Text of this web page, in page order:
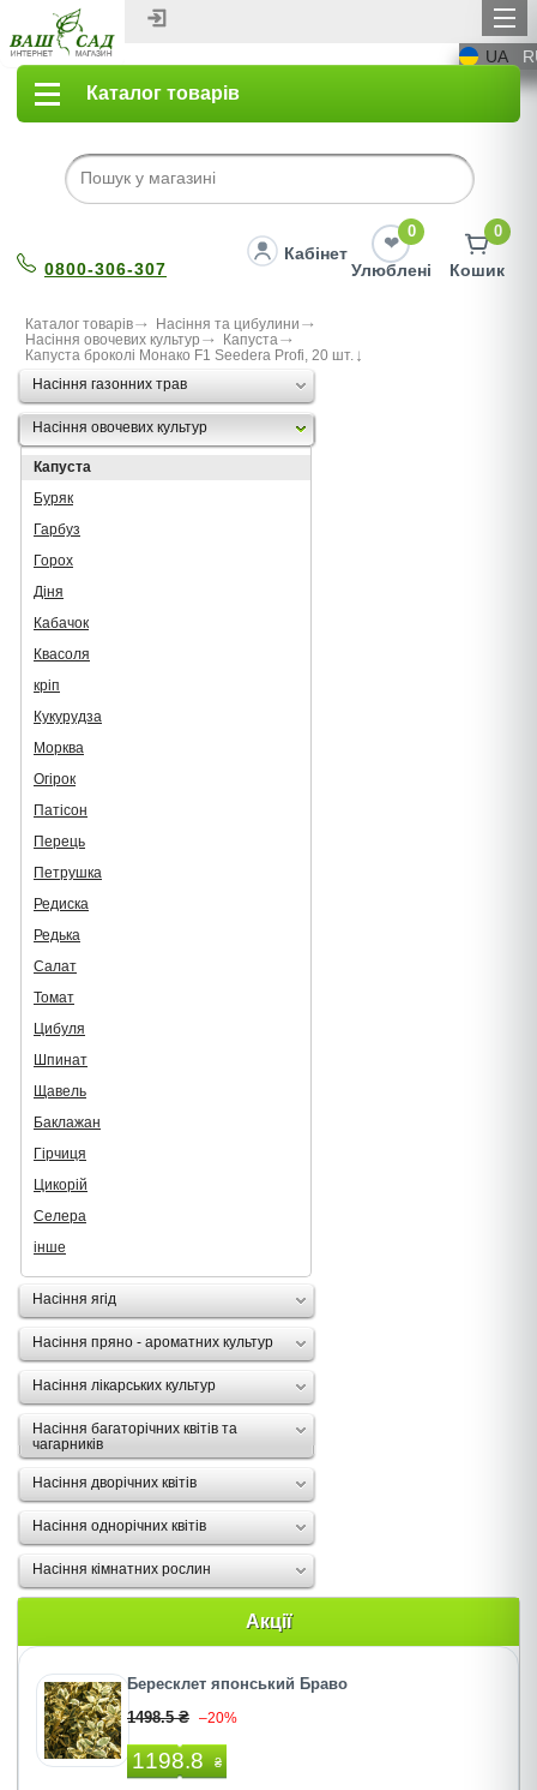
UA
Каталог товарів
0800-306-307
Кабінет
0
Улюблені
0
Кошик
Каталог товарів
Насіння та цибулини
Насіння овочевих культур
Капуста
Капуста броколі Монако F1 Seedera Profi, 20 шт.
Насіння газонних трав
Насіння овочевих культур
Капуста
Буряк
Гарбуз
Горох
Діня
Кабачок
Квасоля
кріп
Кукурудза
Морква
Огірок
Патісон
Перець
Петрушка
Редиска
Редька
Салат
Томат
Цибуля
Шпинат
Щавель
Баклажан
Гірчиця
Цикорій
Селера
інше
Насіння ягід
Насіння пряно - ароматних культур
Насіння лікарських культур
Насіння багаторічних квітів та
чагарників
Насіння дворічних квітів
Насіння однорічних квітів
Насіння кімнатних рослин
Акції
Бересклет японський Браво
1498.5 ₴ –20%
1198.8 ₴